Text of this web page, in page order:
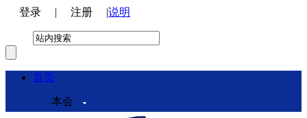
登录 | 注册 |说明
首页
本会